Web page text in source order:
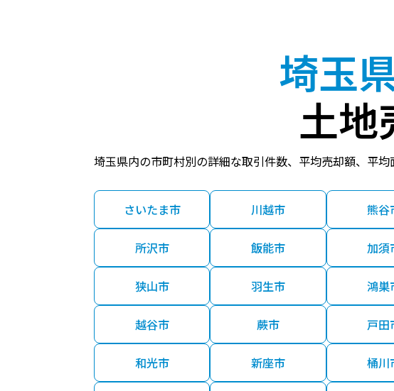
埼玉
土地
埼玉県内の市町村別の詳細な取引件数、平均売却額、平
さいたま市 川越市 熊谷
所沢市 飯能市 加須
狭山市 羽生市 鴻巣
越谷市 蕨市 戸田
和光市 新座市 桶川